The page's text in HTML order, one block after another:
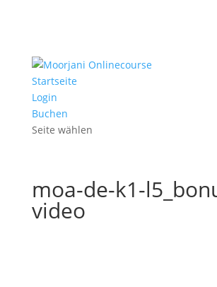
Startseite
Login
Buchen
Seite wählen
moa-de-k1-
video